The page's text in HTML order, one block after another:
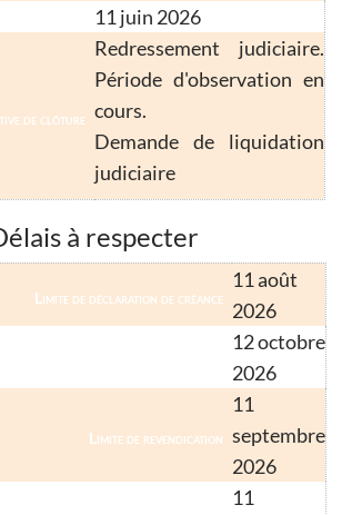
11 juin 2026
de clôture
Redressement judiciaire.
Période d'observation en
cours.
Demande de liquidation
judiciaire
à respecter
Limite de déclaration de créance
11 août
2026
12 octobre
2026
Limite de revendication
11
septembre
2026
11